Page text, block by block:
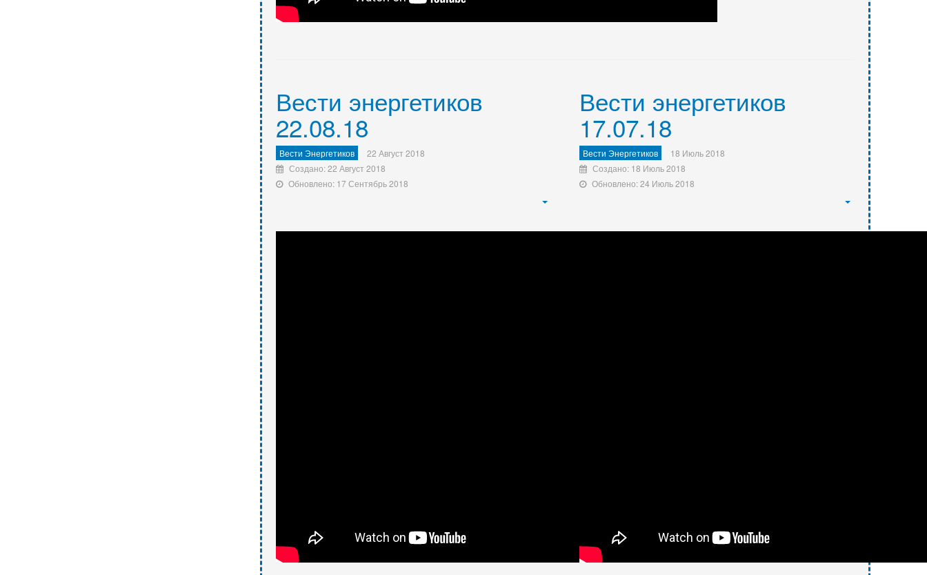
Вести энергетиков
22.08.18
Вести Энергетиков
22 Август 2018
Создано: 22 Август 2018
Обновлено: 17 Сентябрь 2018
Вести энергетиков
17.07.18
Вести Энергетиков
18 Июль 2018
Создано: 18 Июль 2018
Обновлено: 24 Июль 2018